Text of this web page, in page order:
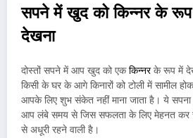
सपने में खुद को किन्नर के रूप
देखना
दोस्तों सपने में आप खुद को एककिन्नरके रूप में
किसी के घर के आगे किनारों को टोली में सामील
आपके लिए शुभ संकेत नहीं माना जाता है। ये
आप लंबे समय से जिस सफलता के लिए मेहनत कर
से अधूरी रहने वाली है।